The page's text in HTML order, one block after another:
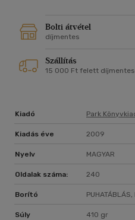
Bolti átvétel
díjmentes
Szállítás
15 000 Ft felett díjmentes
Kiadó Park
Kiadás éve 2009
Nyelv MAGYAR
Oldalak száma: 240
Borító PUHATÁBLÁS,
Súly 410 gr